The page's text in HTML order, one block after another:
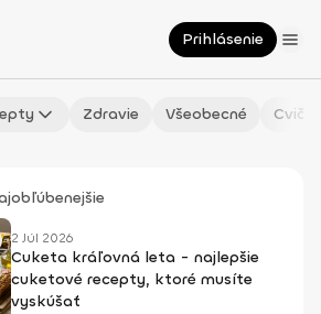
Prihlásenie
Zdravie Všeobecné
2 Júl 2026
Cuketa kráľovná leta - najlepšie
cuketové recepty, ktoré musíte
vyskúšať